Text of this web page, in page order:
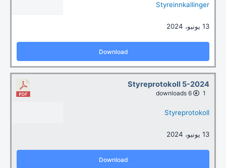
Styreinnkallinger
13 يونيو، 2024
Download
Styreprotokoll 5-2024
1
6 downloads
Styreprotokoll
13 يونيو، 2024
Download